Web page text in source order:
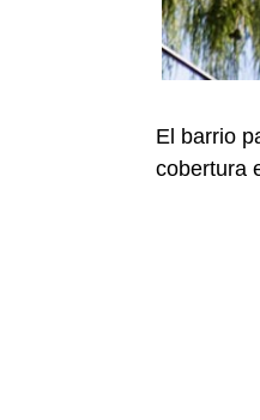
El barrio
cobertura